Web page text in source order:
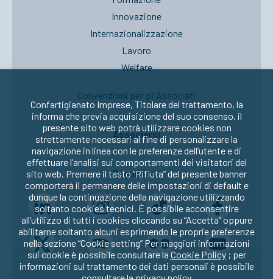
Innovazione
Internazionalizzazione
Lavoro
Welfare
Convenzioni per gli Associati
Associarsi
Seguici su:
Confartigianato Imprese, Titolare del trattamento, la
informa che previa acquisizione del suo consenso, il
presente sito web potrà utilizzare cookies non
strettamente necessari al fine di personalizzare la
navigazione in linea con le preferenze dell’utente e di
effettuare l’analisi sui comportamenti dei visitatori del
sito web. Premere il tasto “Rifiuta” del presente banner
comporterà il permanere delle impostazioni di default e
dunque la continuazione della navigazione utilizzando
soltanto cookies tecnici. È possibile acconsentire
all’utilizzo di tutti i cookies cliccando su “Accetta” oppure
abilitarne soltanto alcuni esprimendo le proprie preferenze
nella sezione “Cookie setting” Per maggiori informazioni
sui cookie è possibile consultare la Cookie Policy; per
informazioni sul trattamento dei dati personali è possibile